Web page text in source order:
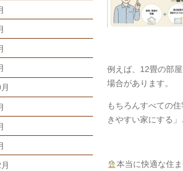
例えば、12畳の部
場合があります。
もちろんすべての
きやすい家にする」
本当に快適な住